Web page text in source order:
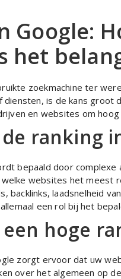
Google:
het
zoekmachine ter
is de kans groot
en websites om
ranking
bepaald door
websites het meest
backlinks, laadsnelheid
een rol bij het
hoge
zorgt ervoor dat uw
over het algemeen op